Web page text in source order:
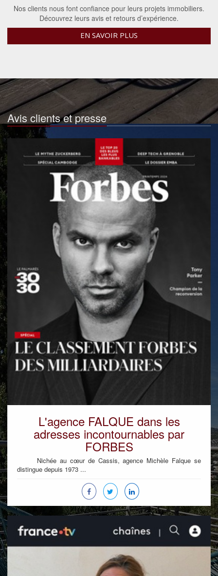
Nos clients nous font confiance pour leurs projets immobiliers.
Découvrez leurs avis et retours d’expérience.
EN SAVOIR PLUS
Avis clients et presse
L'agence FALQUE dans les
adresses incontournables par
FORBES
Nichée au cœur de Cassis, agence Michèle Falque se
distingue depuis 1973 ...